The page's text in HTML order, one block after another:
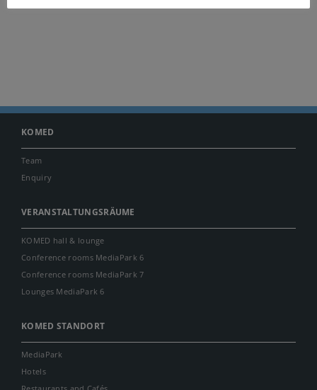
KOMED
Team
Enquiry
VERANSTALTUNGSRÄUME
KOMED hall & lounge
Conference rooms MediaPark 6
Conference rooms MediaPark 7
Lounges MediaPark 6
KOMED STANDORT
MediaPark
Hotels